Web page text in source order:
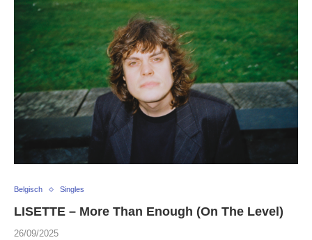
Belgisch Singles
LISETTE – More Than Enough (On The Level)
26/09/2025